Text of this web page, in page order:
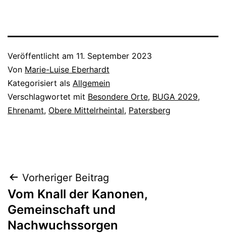
Veröffentlicht am 11. September 2023
Von Marie-Luise Eberhardt
Kategorisiert als Allgemein
Verschlagwortet mit Besondere Orte, BUGA 2029,
Ehrenamt, Obere Mittelrheintal, Patersberg
Beitragsnavigation
Vorheriger Beitrag
Vom Knall der Kanonen,
Gemeinschaft und
Nachwuchssorgen